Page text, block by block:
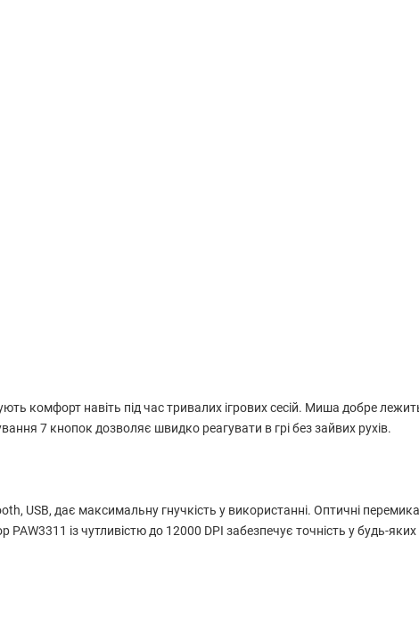
комфорт навіть під час тривалих ігрових сесій. Миша добре
7 кнопок дозволяє швидко реагувати в грі без зайвих рухів.
USB, дає максимальну гнучкість у використанні. Оптичні
PAW3311 із чутливістю до 12000 DPI забезпечує точність у будь-